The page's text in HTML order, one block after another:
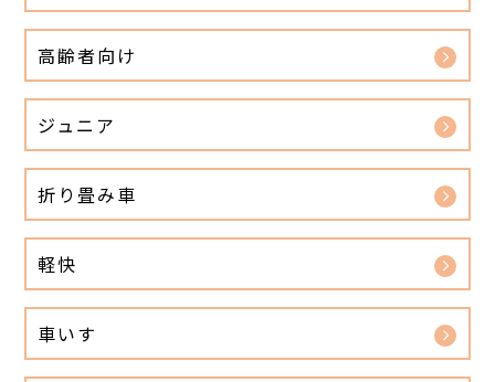
高齢者向け
ジュニア
折り畳み車
軽快
車いす